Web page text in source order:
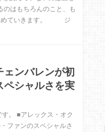
はもちろんのこと、も
進めていきます。 ジ
ェンバレンが初
ペシャルさを実
。 ■アレックス・オク
ファンのスペシャルさ